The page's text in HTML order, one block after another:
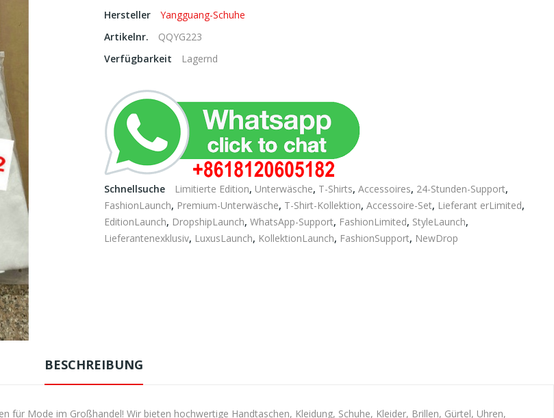
Hersteller
Yangguang-Schuhe
Artikelnr.
QQYG223
Verfügbarkeit
Lagernd
Schnellsuche Limitierte Edition, Unterwäsche, T-Shirts, Accessoires, 24-Stunden-Support,
FashionLaunch, Premium-Unterwäsche, T-Shirt-Kollektion, Accessoire-Set, Lieferant erLimited,
EditionLaunch, DropshipLaunch, WhatsApp-Support, FashionLimited, StyleLaunch,
Lieferantenexklusiv, LuxusLaunch, KollektionLaunch, FashionSupport, NewDrop
BESCHREIBUNG
Mode im Großhandel! Wir bieten hochwertige Handtaschen, Kleidung, Schuhe, Kleider, Brillen, Gürtel, Uhren,